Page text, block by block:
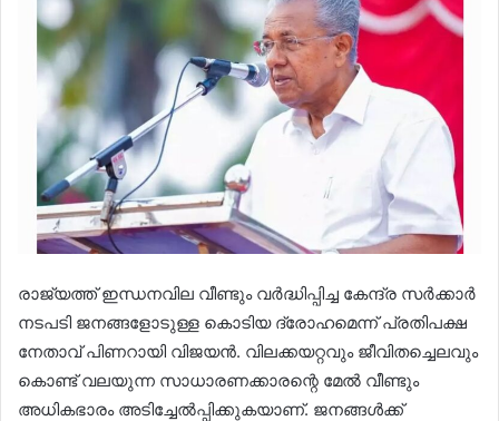
രാജ്യത്ത് ഇന്ധനവില വീണ്ടും വർദ്ധിപ്പിച്ച കേന്ദ്ര സർക്കാർ
നടപടി ജനങ്ങളോടുള്ള കൊടിയ ദ്രോഹമെന്ന് പ്രതിപക്ഷ
നേതാവ് പിണറായി വിജയൻ. വിലക്കയറ്റവും ജീവിതച്ചെലവും
കൊണ്ട് വലയുന്ന സാധാരണക്കാരന്റെ മേൽ വീണ്ടും
അധികഭാരം അടിച്ചേൽപ്പിക്കുകയാണ്. ജനങ്ങൾക്ക്